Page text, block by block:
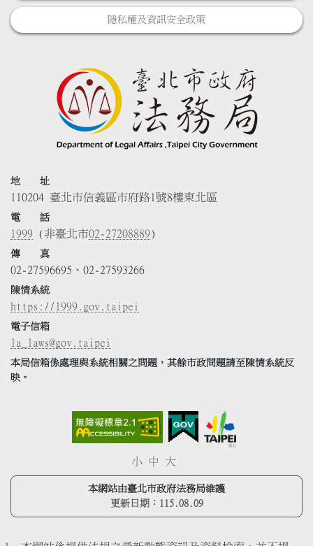
隱私權及資訊安全政策
地 址
110204 臺北市信義區市府路1號8樓東北區
電 話
1999 (非臺北市02-27208889)
傳 真
02-27596695、02-27593266
陳情系統
https://1999.gov.taipei
電子信箱
la_laws@gov.taipei
本局信箱係處理與系統相關之問題，其餘市政問題請至陳情系統反
映。
小 中 大
本網站由臺北市政府法務局維護
更新日期： 115.08.09